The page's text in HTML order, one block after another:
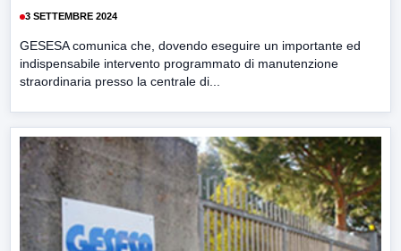
3 SETTEMBRE 2024
GESESA comunica che, dovendo eseguire un importante ed
indispensabile intervento programmato di manutenzione
straordinaria presso la centrale di...